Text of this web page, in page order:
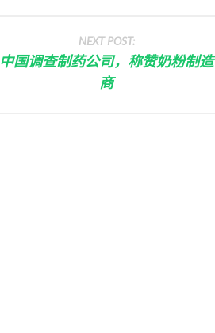
NEXT POST:
中国调查制药公司，称赞奶粉制造
商